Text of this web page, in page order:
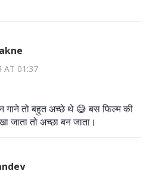
AT 01:37
गाने तो बहुत अच्छे थे 😅 बस फिल्म की
जाता तो अच्छा बन जाता।